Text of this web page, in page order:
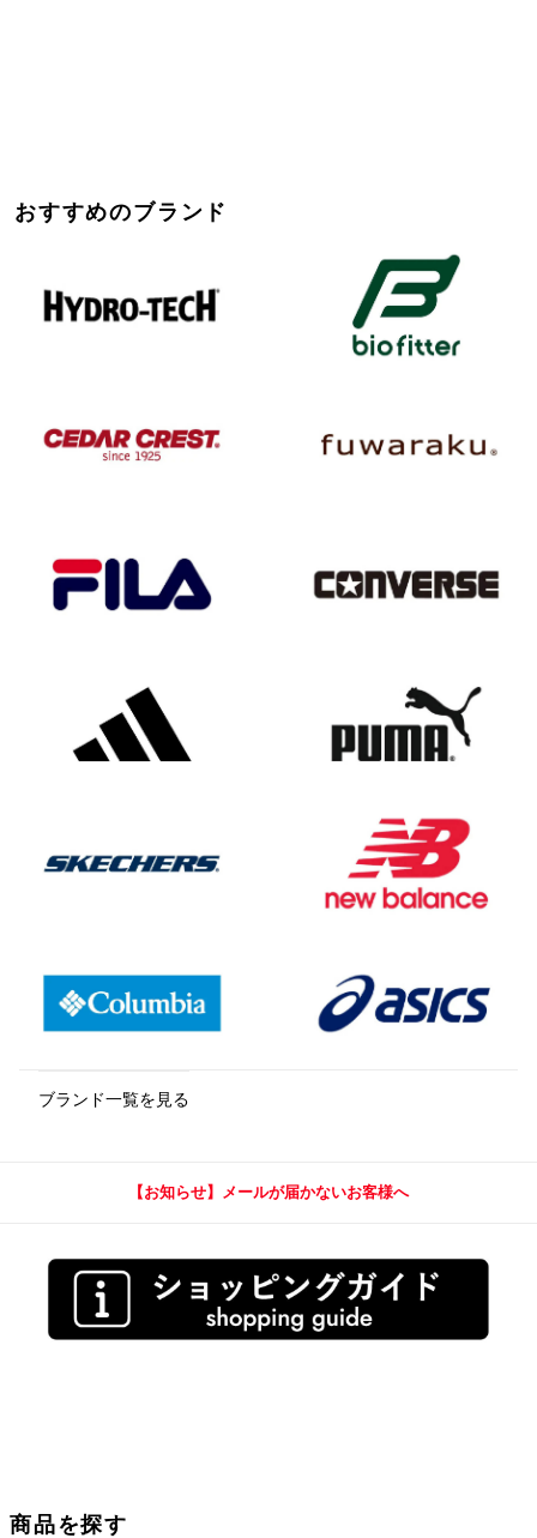
おすすめのブランド
ブランド一覧を見る
【お知らせ】メールが届かないお客様へ
商品を探す